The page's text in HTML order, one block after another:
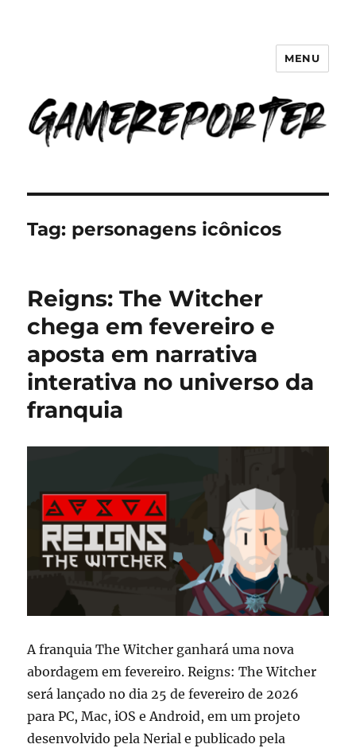
GameReporter | Cultura Gamer
MENU
Tag: personagens icônicos
Reigns: The Witcher
chega em fevereiro e
aposta em narrativa
interativa no universo da
franquia
A franquia The Witcher ganhará uma nova
abordagem em fevereiro. Reigns: The Witcher
será lançado no dia 25 de fevereiro de 2026
para PC, Mac, iOS e Android, em um projeto
desenvolvido pela Nerial e publicado pela